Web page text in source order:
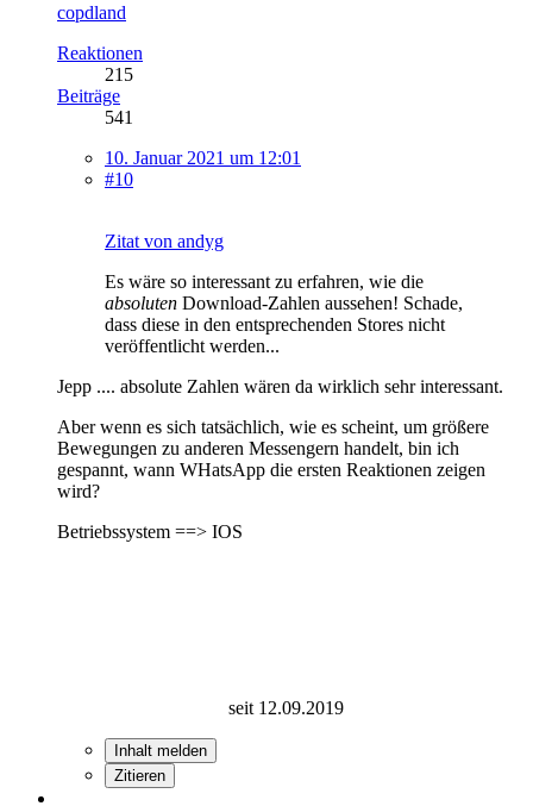
copdland
Reaktionen
215
Beiträge
541
10. Januar 2021 um 12:01
#10
Zitat von andyg
Es wäre so interessant zu erfahren, wie die
absoluten Download-Zahlen aussehen! Schade,
dass diese in den entsprechenden Stores nicht
veröffentlicht werden...
Jepp .... absolute Zahlen wären da wirklich sehr interessant.
Aber wenn es sich tatsächlich, wie es scheint, um größere
Bewegungen zu anderen Messengern handelt, bin ich
gespannt, wann WHatsApp die ersten Reaktionen zeigen
wird?
Betriebssystem ==> IOS
seit 12.09.2019
Inhalt melden
Zitieren